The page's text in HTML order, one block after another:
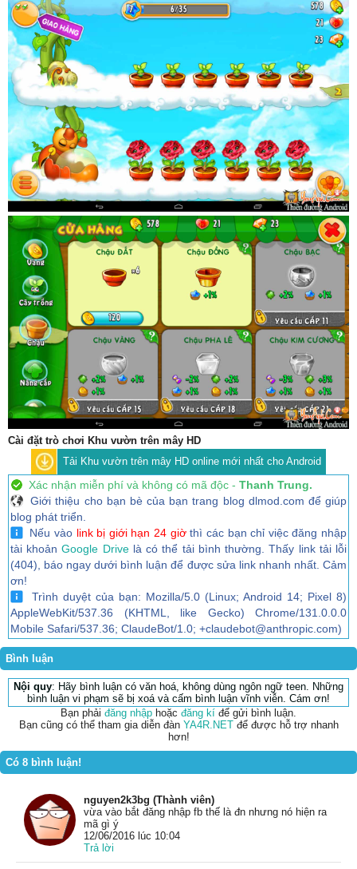
Cài đặt trò chơi Khu vườn trên mây HD
Tải Khu vườn trên mây HD online mới nhất cho Android
Xác nhận miễn phí và không có mã độc - Thanh Trung.
Giới thiệu cho bạn bè của bạn trang blog dlmod.com để giúp
blog phát triển.
Nếu vào link bị giới hạn 24 giờthì các bạn chỉ việc đăng nhập
tài khoảnGoogle Drivelà có thể tải bình thường. Thấy link tải lỗi
(404), báo ngay dưới bình luận để được sửa link nhanh nhất. Cảm
ơn!
Trình duyệt của bạn: Mozilla/5.0 (Linux; Android 14; Pixel 8)
AppleWebKit/537.36 (KHTML, like Gecko) Chrome/131.0.0.0
Mobile Safari/537.36; ClaudeBot/1.0; +claudebot@anthropic.com)
Bình luận
Nội quy: Hãy bình luận có văn hoá, không dùng ngôn ngữ teen. Những
bình luận vi phạm sẽ bị xoá và cấm bình luận vĩnh viễn. Cám ơn!
Bạn phải đăng nhập hoặc đăng kí để gửi bình luận.
Bạn cũng có thể tham gia diễn đàn YA4R.NETđể được hỗ trợ nhanh
hơn!
Có 8 bình luận!
nguyen2k3bg (Thành viên)
vừa vào bắt đăng nhập fb thế là đn nhưng nó hiện ra
mã gì ý
12/06/2016 lúc 10:04
Trả lời